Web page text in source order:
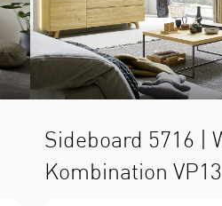
Sideboard 5716 |
Kombination VP13